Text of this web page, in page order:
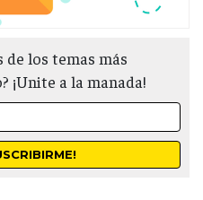
los temas más
a la manada!